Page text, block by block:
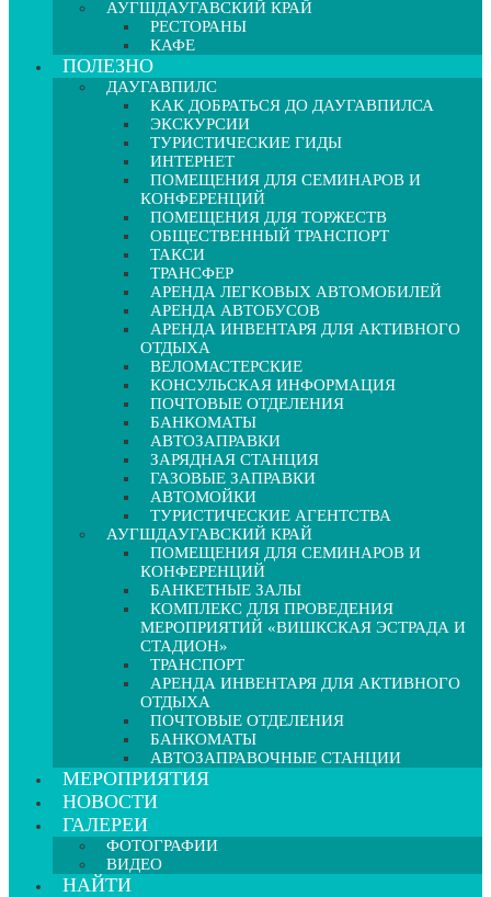
АУГШДАУГАВСКИЙ КРАЙ
РЕСТОРАНЫ
КАФЕ
ПОЛЕЗНО
ДАУГАВПИЛС
КАК ДОБРАТЬСЯ ДО ДАУГАВПИЛСА
ЭКСКУРСИИ
ТУРИСТИЧЕСКИЕ ГИДЫ
ИНТЕРНЕТ
ПОМЕЩЕНИЯ ДЛЯ СЕМИНАРОВ И
КОНФЕРЕНЦИЙ
ПОМЕЩЕНИЯ ДЛЯ ТОРЖЕСТВ
ОБЩЕСТВЕННЫЙ ТРАНСПОРТ
ТАКСИ
ТРАНСФЕР
АРЕНДА ЛЕГКОВЫХ АВТОМОБИЛЕЙ
АРЕНДА АВТОБУСОВ
АРЕНДА ИНВЕНТАРЯ ДЛЯ АКТИВНОГО
ОТДЫХА
ВЕЛОМАСТЕРСКИЕ
КОНСУЛЬСКАЯ ИНФОРМАЦИЯ
ПОЧТОВЫЕ ОТДЕЛЕНИЯ
БАНКОМАТЫ
АВТОЗАПРАВКИ
ЗАРЯДНАЯ СТАНЦИЯ
ГАЗОВЫЕ ЗАПРАВКИ
АВТОМОЙКИ
ТУРИСТИЧЕСКИЕ АГЕНТСТВА
АУГШДАУГАВСКИЙ КРАЙ
ПОМЕЩЕНИЯ ДЛЯ СЕМИНАРОВ И
КОНФЕРЕНЦИЙ
БАНКЕТНЫЕ ЗАЛЫ
КОМПЛЕКС ДЛЯ ПРОВЕДЕНИЯ
МЕРОПРИЯТИЙ «ВИШКСКАЯ ЭСТРАДА И
СТАДИОН»
ТРАНСПОРТ
АРЕНДА ИНВЕНТАРЯ ДЛЯ АКТИВНОГО
ОТДЫХА
ПОЧТОВЫЕ ОТДЕЛЕНИЯ
БАНКОМАТЫ
АВТОЗАПРАВОЧНЫЕ СТАНЦИИ
МЕРОПРИЯТИЯ
НОВОСТИ
ГАЛЕРЕИ
ФОТОГРАФИИ
ВИДЕО
НАЙТИ